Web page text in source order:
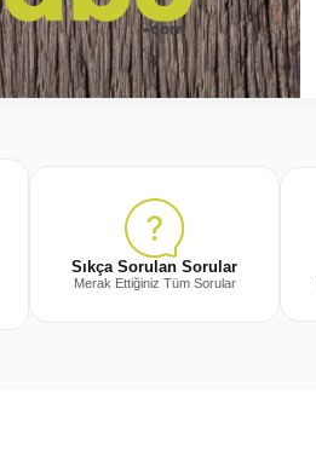
Sıkça Sorulan Sorular
Merak Ettiğiniz Tüm Sorular